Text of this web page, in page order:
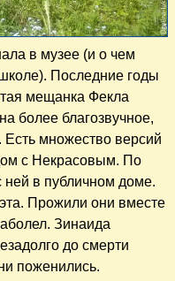
в музее (и о чем
Последние годы
мещанка Фекла
более благозвучное,
множество версий
с Некрасовым. По
ней в публичном доме.
Прожили они вместе
Зинаида
до смерти
поженились.